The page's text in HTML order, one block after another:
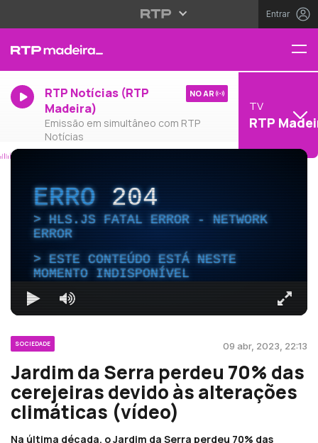
Entrar
RTP Notícias (RTP
Madeira)
Emissão em simultâneo com RTP
Notícias
NO AR
TV
RTP
ERRO204
HLS.JS FATAL ERROR - NETWORK
ERROR
ESTE CONTEÚDO ESTÁ NESTE
MOMENTO INDISPONÍVEL
SOCIEDADE 09 abr, 2023, 22:13
Jardim da Serra perdeu 70% das
cerejeiras devido às alterações
climáticas (vídeo)
Na última década, o Jardim da Serra perdeu 70% das